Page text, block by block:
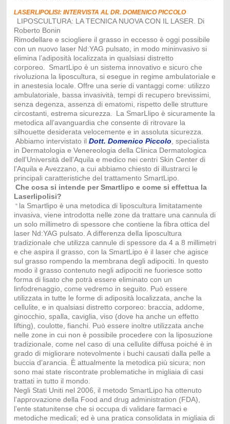
LASERLIPOLISI: INTERVISTA AL DR. DOMENICO PICCOLO
LIPOSCULTURA: LA TECNICA NUOVA CON IL LASER. Di
Roberto Bonin
Rimodellare e sciogliere il grasso in eccesso è oggi possibile
con un nuovo laser Nd:YAG pulsato, in modo mininvasivo si
elimina l’adiposità localizzata in qualsiasi distretto
corporeo.
SmartLipo è un sistema innovativo e sicuro che
rivoluziona la liposcultura, si esegue in regime ambulatoriale e
in anestesia locale. Offre una serie di vantaggi come: utilizzo
ambulatoriale, bassa invasività, tempi di recupero brevissimi,
senza degenza, assenza di ematomi, rispetto delle strutture
circostanti, estrema sicurezza.
La SmarLlipo è sicuramente la
metodica all’avanguardia che consente di ritrovare la
silhouette desiderata velocemente e in assoluta sicurezza.
Abbiamo intervistato il Dott. Domenico Piccolo , specialista
in Dermatologia e Venereologia della Clinica Dermatologica
dell’Università dell’Aquila e medico nei centri Skin Center di
l’Aquila e Avezzano, a cui abbiamo chiesto di illustrarci le
principali caratteristiche del trattamento SmartLipo.
Che cosa si intende per Smartlipo e come si effettua la
Laserlipolisi?
“ la Smartlipo è una metodica di liposcultura limitatamente
invasiva, viene introdotta nelle zone da trattare una cannula di
un solo millimetro di spessore che contiene la fibra ottica del
laser Nd:YAG pulsato. A differenza della liposcultura
tradizionale che utilizza cannule di spessore da 4 a 8 millimetri
e che aspira il grasso, con la SmartLipo è il laser che agisce
sul grasso rompendo la membrana degli adipociti. In questo
modo il grasso contenuto negli adipociti ne fuoriesce sotto
forma di lisato che potrà essere eliminato con un
linfodrenaggio, come vedremo in seguito. Può essere
utilizzata in tutte le forme di adiposità localizzata, anche la
cellulite, e in qualsiasi distretto corporeo: braccia, addome,
ginocchio, spalla, caviglia, viso (dove ha anche un effetto
lifting), coulotte, fianchi. Può essere inoltre utilizzata anche
nelle zone in cui non è possibile procedere con la liposuzione
tradizionale, come nel caso di una cellulite diffusa poiché è in
grado di migliorare notevolmente i buchi causati dalla pelle a
buccia d’arancia. È attualmente la metodica più sicura; non
sono mai state riscontrate problematiche in migliaia di casi
trattati in tutto il mondo.
Negli Stati Uniti nel 2006, il metodo SmartLipo ha ottenuto
l’approvazione della Food and drug administration (FDA),
l’ente statunitense che si occupa di validare farmaci e
metodiche medicali; ed è una pratica consolidata in migliaia di